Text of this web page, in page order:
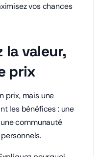
vos chances
la valeur,
prix
prix, mais une
les bénéfices : une
communauté